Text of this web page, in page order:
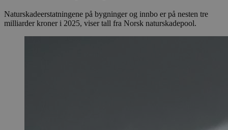
Naturskadeerstatningene på bygninger og innbo er på nesten tre
milliarder kroner i 2025, viser tall fra Norsk naturskadepool.